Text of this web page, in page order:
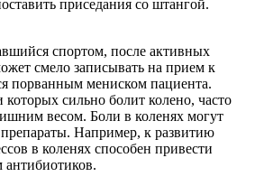
приседания со штангой.
спортом, после активных
смело записывать на прием к
порванным мениском пациента.
сильно болит колено, часто
весом. Боли в коленях могут
Например, к развитию
в коленях способен привести